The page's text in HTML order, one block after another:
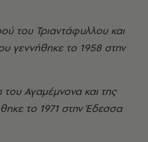
του Τριαντάφυλλου και
γεννήθηκε το 1958 στην
Αγαμέμνονα και της
το 1971 στην Έδεσσα